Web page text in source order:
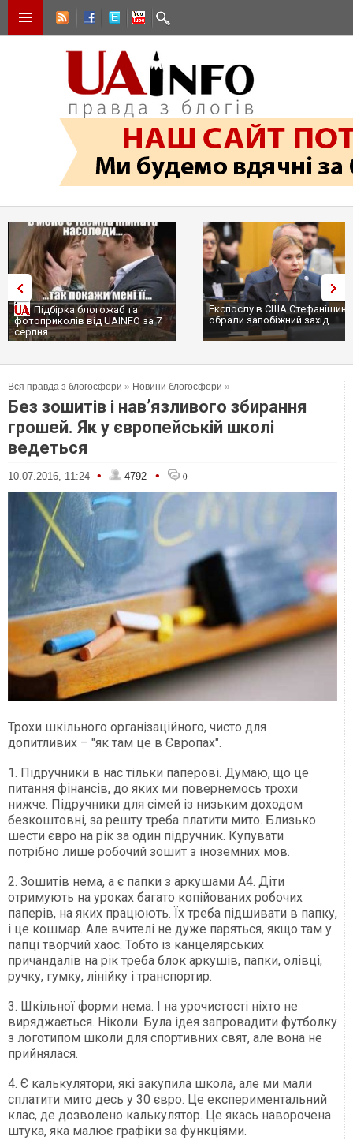
Підбірка блогожаб та
фотоприколів від UAINFO за 7
серпня
Експослу в США
обрали запобіжний захід
Вся правда з блогосфери » Новини блогосфери »
Без зошитів і нав’язливого збирання
грошей. Як у європейській школі
ведеться
10.07.2016, 11:24 • 4792 • 0
Трохи шкільного організаційного, чисто для
допитливих – "як там це в Європах".
1. Підручники в нас тільки паперові. Думаю, що це
питання фінансів, до яких ми повернемось трохи
нижче. Підручники для сімей із низьким доходом
безкоштовні, за решту треба платити мито. Близько
шести євро на рік за один підручник. Купувати
потрібно лише робочий зошит з іноземних мов.
2. Зошитів нема, а є папки з аркушами А4. Діти
отримують на уроках багато копійованих робочих
паперів, на яких працюють. Їх треба підшивати в папку,
і це кошмар. Але вчителі не дуже паряться, якщо там у
папці творчий хаос. Тобто із канцелярських
причандалів на рік треба блок аркушів, папки, олівці,
ручку, гумку, лінійку і транспортир.
3. Шкільної форми нема. І на урочистості ніхто не
виряджається. Ніколи. Була ідея запровадити футболку
з логотипом школи для спортивних свят, але вона не
прийнялася.
4. Є калькулятори, які закупила школа, але ми мали
сплатити мито десь у 30 євро. Це експериментальний
клас, де дозволено калькулятор. Це якась наворочена
штука, яка малює графіки за функціями.